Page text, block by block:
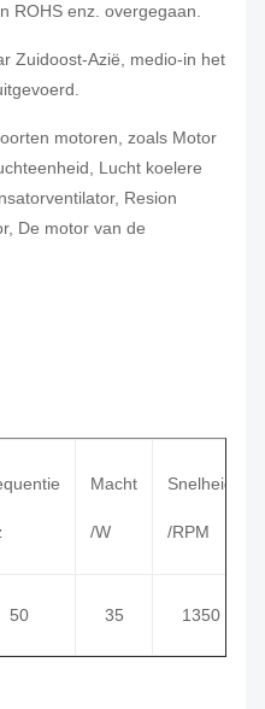
ROHS enz. overgegaan.
Zuidoost-Azië, medio-in het
motoren, zoals Motor
Lucht koelere
Resion
De motor van de
Macht
/W
Snelheid
/RPM
50 35 1350